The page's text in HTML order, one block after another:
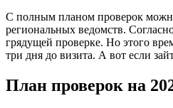
С полным планом проверок
региональных ведомств.
грядущей проверке. Но этого
три дня до визита. А вот если
План проверок на